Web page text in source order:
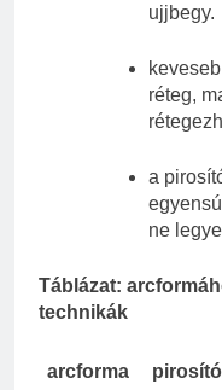
ujjbegy.
réteg,
a
ne
Táblázat:
technikák
arcforma